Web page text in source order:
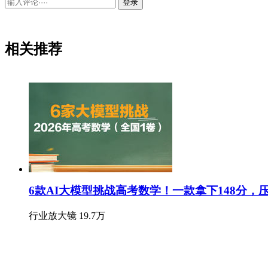
登录
相关推荐
6款AI大模型挑战高考数学！一款拿下148分，
行业放大镜 19.7万